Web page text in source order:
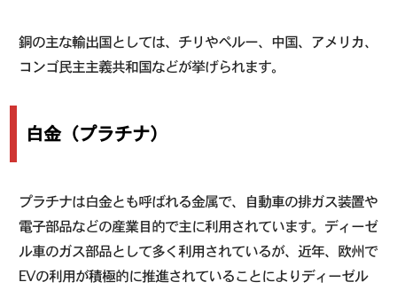
銅の主な輸出国としては、チリやペルー、中国、アメリカ、
コンゴ民主主義共和国などが挙げられます。
白金（プラチナ）
プラチナは白金とも呼ばれる金属で、自動車の排ガス装置や
電子部品などの産業目的で主に利用されています。ディーゼ
ル車のガス部品として多く利用されているが、近年、欧州で
EVの利用が積極的に推進されていることによりディーゼル